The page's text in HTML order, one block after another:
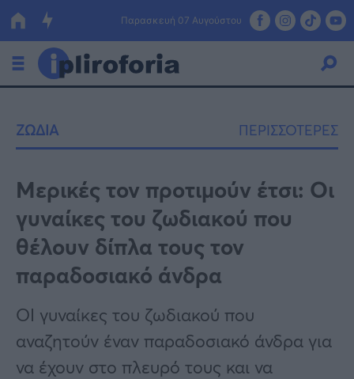
Παρασκευή 07 Αυγούστου
Οικονομία
Πολιτική
Τράπεζες
Επιδοτήσεις
ΕΣΠΑ
Κόσμος
Lifestyle
Αθλητικά
Υγεία
ΖΩΔΙΑ ΠΕΡΙΣΣΟΤΕΡΕΣ
Μερικές τον προτιμούν έτσι: Οι
γυναίκες του ζωδιακού που
θέλουν δίπλα τους τον
παραδοσιακό άνδρα
OI γυναίκες του ζωδιακού που
αναζητούν έναν παραδοσιακό άνδρα για
να έχουν στο πλευρό τους και να